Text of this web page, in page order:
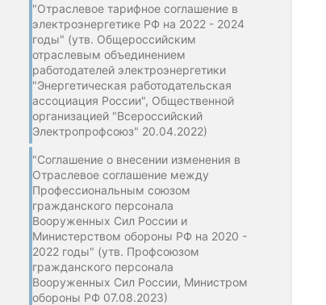
"Отраслевое тарифное соглашение в
электроэнергетике РФ на 2022 - 2024
годы" (утв. Общероссийским
отраслевым объединением
работодателей электроэнергетики
"Энергетическая работодательская
ассоциация России", Общественной
организацией "Всероссийский
Электропрофсоюз" 20.04.2022)
"Соглашение о внесении изменения в
Отраслевое соглашение между
Профессиональным союзом
гражданского персонала
Вооруженных Сил России и
Министерством обороны РФ на 2020 -
2022 годы" (утв. Профсоюзом
гражданского персонала
Вооруженных Сил России, Министром
обороны РФ 07.08.2023)